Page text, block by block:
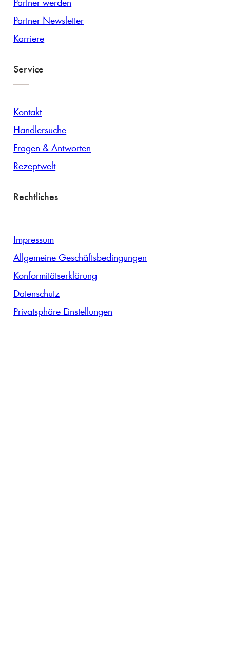
Partner Newsletter
Karriere
Service
Kontakt
Händlersuche
Fragen & Antworten
Rezeptwelt
Rechtliches
Impressum
Allgemeine Geschäftsbedingungen
Konformitätserklärung
Datenschutz
Privatsphäre Einstellungen